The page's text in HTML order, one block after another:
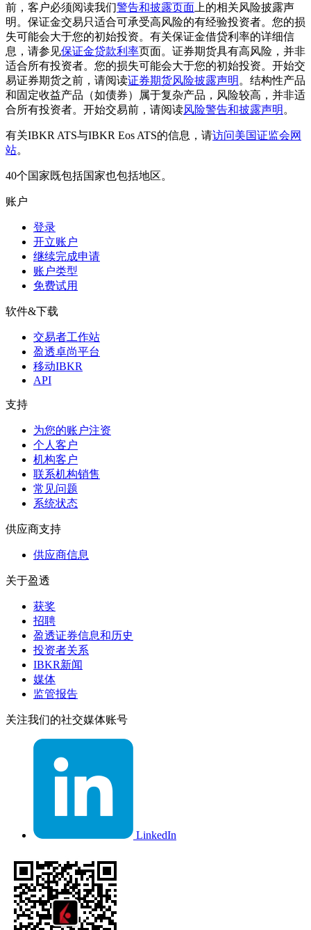
前，客户必须阅读我们警告和披露页面 上的相关风险披露声
明。保证金交易只适合可承受高风险的有经验投资者。您的损
失可能会大于您的初始投资。有关保证金借贷利率的详细信
息，请参见保证金贷款利率页面。证券期货具有高风险，并非
适合所有投资者。您的损失可能会大于您的初始投资。开始交
易证券期货之前，请阅读证券期货风险披露声明 。结构性产品
和固定收益产品（如债券）属于复杂产品，风险较高，并非适
合所有投资者。开始交易前，请阅读风险警告和披露声明 。
有关IBKR ATS与IBKR Eos ATS的信息，请访问美国证监会网
站。
40个国家既包括国家也包括地区。
账户
登录
开立账户
继续完成申请
账户类型
免费试用
软件&下载
交易者工作站
盈透卓尚平台
移动IBKR
API
支持
为您的账户注资
个人客户
机构客户
联系机构销售
常见问题
系统状态
供应商支持
供应商信息
关于盈透
获奖
招聘
盈透证券信息和历史
投资者关系
IBKR新闻
媒体
监管报告
关注我们的社交媒体账号
LinkedIn